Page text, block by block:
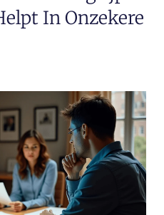
In Onzekere